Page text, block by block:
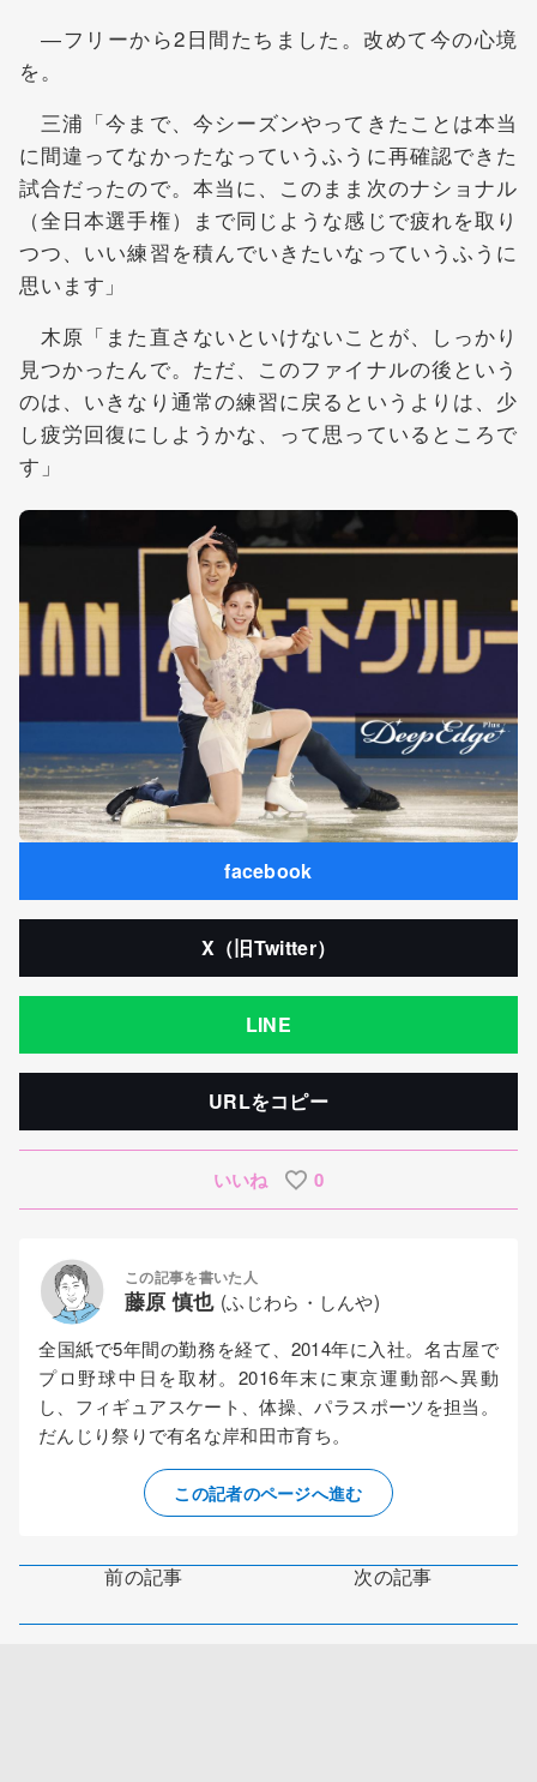
―フリーから2日間たちました。改めて今の心境
を。
三浦「今まで、今シーズンやってきたことは本当
に間違ってなかったなっていうふうに再確認できた
試合だったので。本当に、このまま次のナショナル
（全日本選手権）まで同じような感じで疲れを取り
つつ、いい練習を積んでいきたいなっていうふうに
思います」
木原「また直さないといけないことが、しっかり
見つかったんで。ただ、このファイナルの後という
のは、いきなり通常の練習に戻るというよりは、少
し疲労回復にしようかな、って思っているところで
す」
facebook
X（旧Twitter）
LINE
URLをコピー
いいね 0
この記事を書いた人
藤原 慎也 (ふじわら・しんや)
全国紙で5年間の勤務を経て、2014年に入社。名古屋で
プロ野球中日を取材。2016年末に東京運動部へ異動
し、フィギュアスケート、体操、パラスポーツを担当。
だんじり祭りで有名な岸和田市育ち。
この記者のページへ進む
前の記事 次の記事